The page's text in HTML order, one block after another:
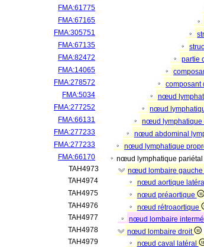
FMA:61775
FMA:67165
FMA:305751
FMA:67135
FMA:82472
partie
FMA:14065
FMA:278572
composant
FMA:5034
nœud
FMA:277252
nœud
FMA:66131
nœud lymphatique
FMA:277233
nœud abdominal
FMA:277233
nœud lymphatique
FMA:66170
nœud lymphatique pariétal
TAH4973
nœud lombaire gauche
TAH4974
nœud aortique latéral
TAH4975
nœud préaortique
TAH4976
nœud rétroaortique
TAH4977
nœud lombaire
TAH4978
nœud lombaire droit
TAH4979
nœud caval latéral